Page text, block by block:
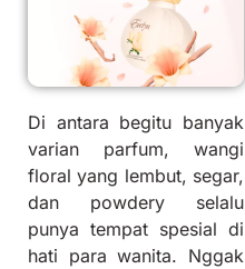
Di antara begitu banyak
varian parfum, wangi
floral yang lembut, segar,
dan powdery selalu
punya tempat spesial di
hati para wanita. Nggak